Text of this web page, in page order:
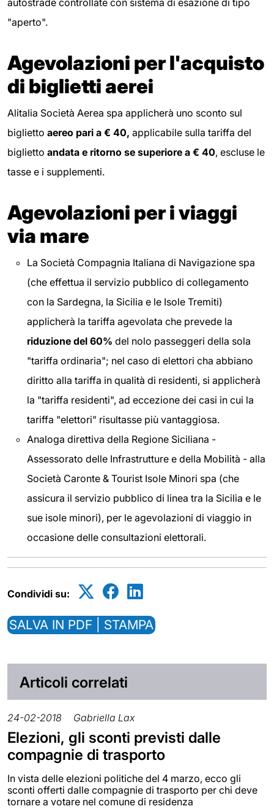
"aperto".
Agevolazioni per l'acquisto
di biglietti aerei
Alitalia Società Aerea spa applicherà uno sconto sul
biglietto aereo pari a € 40, applicabile sulla tariffa del
biglietto andata e ritorno se superiore a € 40, escluse le
tasse e i supplementi.
Agevolazioni per i viaggi
via mare
La Società Compagnia Italiana di Navigazione spa
(che effettua il servizio pubblico di collegamento
con la Sardegna, la Sicilia e le Isole Tremiti)
applicherà la tariffa agevolata che prevede la
riduzione del 60% del nolo passeggeri della sola
"tariffa ordinaria"; nel caso di elettori cha abbiano
diritto alla tariffa in qualità di residenti, si applicherà
la "tariffa residenti", ad eccezione dei casi in cui la
tariffa "elettori" risultasse più vantaggiosa.
Analoga direttiva della Regione Siciliana -
Assessorato delle Infrastrutture e della Mobilità - alla
Società Caronte & Tourist Isole Minori spa (che
assicura il servizio pubblico di linea tra la Sicilia e le
sue isole minori), per le agevolazioni di viaggio in
occasione delle consultazioni elettorali.
Condividi su:
SALVA IN PDF | STAMPA
Articoli correlati
24-02-2018 Gabriella Lax
Elezioni, gli sconti previsti dalle
compagnie di trasporto
In vista delle elezioni politiche del 4 marzo, ecco gli
sconti offerti dalle compagnie di trasporto per chi deve
tornare a votare nel comune di residenza